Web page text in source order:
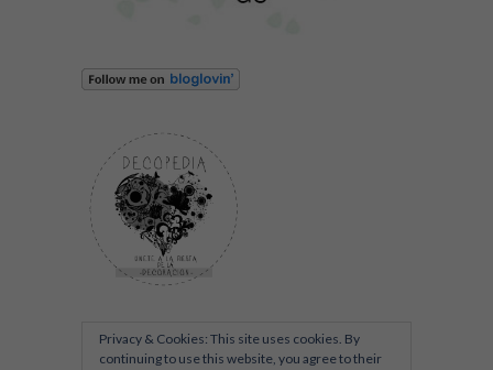
Privacy & Cookies: This site uses cookies. By
continuing to use this website, you agree to their